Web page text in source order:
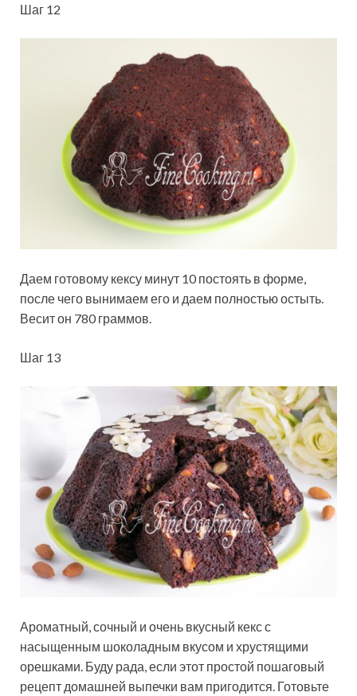
Шаг 12
Даем готовому кексу минут 10 постоять в форме,
после чего вынимаем его и даем полностью остыть.
Весит он 780 граммов.
Шаг 13
Ароматный, сочный и очень вкусный кекс с
насыщенным шоколадным вкусом и хрустящими
орешками. Буду рада, если этот простой пошаговый
рецепт домашней выпечки вам пригодится. Готовьте